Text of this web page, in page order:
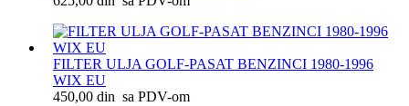
FILTER ULJA GOLF-PASAT BENZINCI 1980-1996
WIX EU
450,00 din sa PDV-om